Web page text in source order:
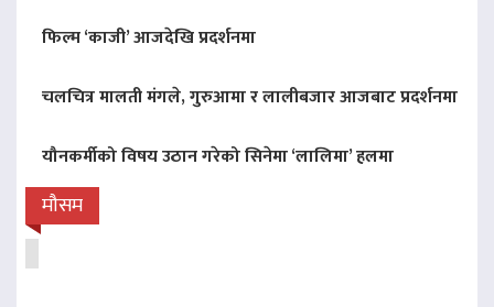
फिल्म ‘काजी’ आजदेखि प्रदर्शनमा
चलचित्र मालती मंगले, गुरुआमा र लालीबजार आजबाट प्रदर्शनमा
यौनकर्मीको विषय उठान गरेको सिनेमा ‘लालिमा’ हलमा
मौसम